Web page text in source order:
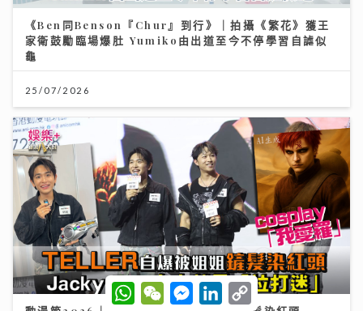
《Ben同Benson『Chur』到行》｜拍攝《繁花》獲王
家衛鼓勵臨場爆肚 Yumiko由出道至今不停學習自謔似
龜
25/07/2026
W
h
W
e
M
e
L
C